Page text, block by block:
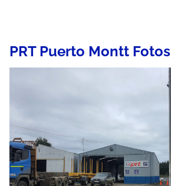
PRT Puerto Montt Fotos